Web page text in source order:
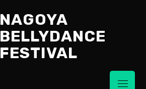
NAGOYA
BELLYDANCE
FESTIVAL
Menu